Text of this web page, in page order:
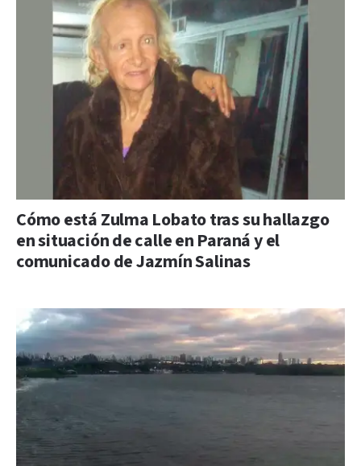
Cómo está Zulma Lobato tras su hallazgo
en situación de calle en Paraná y el
comunicado de Jazmín Salinas